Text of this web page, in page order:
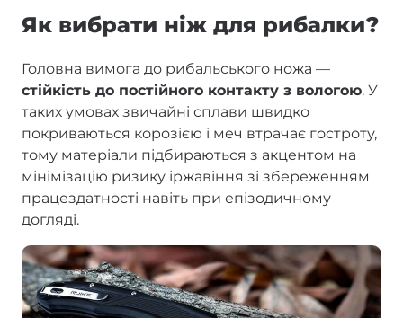
Як вибрати ніж для рибалки?
Головна вимога до рибальського ножа —
стійкість до постійного контакту з вологою. У
таких умовах звичайні сплави швидко
покриваються корозією і меч втрачає гостроту,
тому матеріали підбираються з акцентом на
мінімізацію ризику іржавіння зі збереженням
працездатності навіть при епізодичному
догляді.